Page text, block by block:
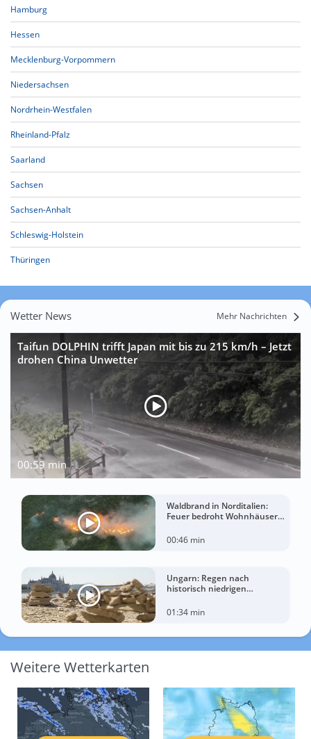
Hamburg
Hessen
Mecklenburg-Vorpommern
Niedersachsen
Nordrhein-Westfalen
Rheinland-Pfalz
Saarland
Sachsen
Sachsen-Anhalt
Schleswig-Holstein
Thüringen
Wetter News Mehr Nachrichten
Taifun DOLPHIN trifft Japan mit bis zu 215 km/h – Jetzt
drohen China Unwetter
00:59 min
Waldbrand in Norditalien:
Feuer bedroht Wohnhäuser
00:46 min
Ungarn: Regen nach
historisch niedrigen
01:34 min
Weitere Wetterkarten